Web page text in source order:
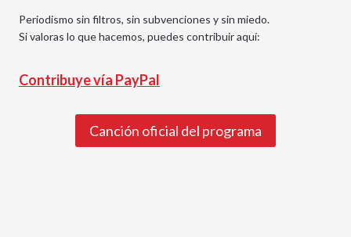
Periodismo sin filtros, sin subvenciones y sin miedo.
Si valoras lo que hacemos, puedes contribuir aquí:
Contribuye vía PayPal
Canción oficial del programa